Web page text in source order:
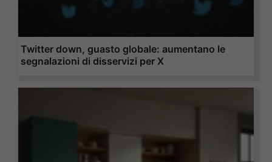
Twitter down, guasto globale: aumentano le
segnalazioni di disservizi per X